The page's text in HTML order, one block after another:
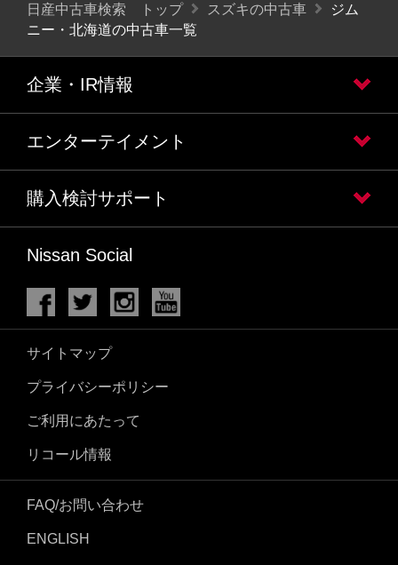
日産中古車検索 トップ スズキの中古車
ジム
ニー・北海道の中古車一覧
企業・IR情報
エンターテイメント
購入検討サポート
Nissan Social
サイトマップ
プライバシーポリシー
ご利用にあたって
リコール情報
FAQ/お問い合わせ
ENGLISH